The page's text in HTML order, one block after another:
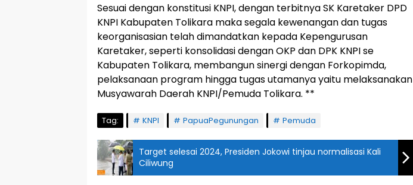
Sesuai dengan konstitusi KNPI, dengan terbitnya SK Karetaker DPD
KNPI Kabupaten Tolikara maka segala kewenangan dan tugas
keorganisasian telah dimandatkan kepada Kepengurusan
Karetaker, seperti konsolidasi dengan OKP dan DPK KNPI se
Kabupaten Tolikara, membangun sinergi dengan Forkopimda,
pelaksanaan program hingga tugas utamanya yaitu melaksanakan
Musyawarah Daerah KNPI/Pemuda Tolikara. **
Tag: KNPI PapuaPegunungan Pemuda
Target selesai 2024, Presiden Jokowi tinjau normalisasi Kali
Ciliwung